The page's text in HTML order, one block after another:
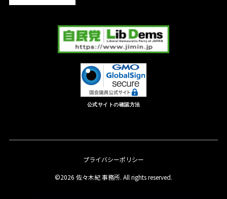
公式サイトの確認方法
プライバシーポリシー
©2026 佐々木紀 事務所. All rights reserved.